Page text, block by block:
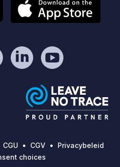
CGU CGV
Privacybeleid
choices